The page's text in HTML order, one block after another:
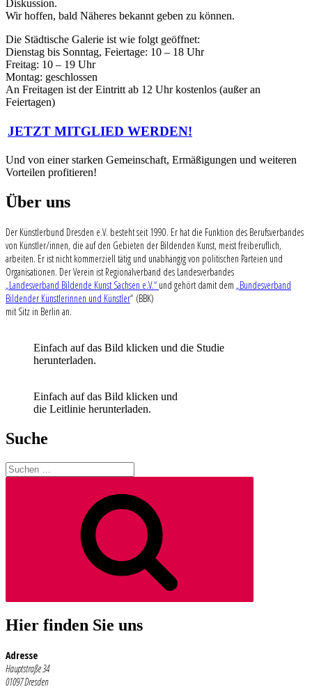
Diskussion.
Wir hoffen, bald Näheres bekannt geben zu können.
Die Städtische Galerie ist wie folgt geöffnet:
Dienstag bis Sonntag, Feiertage: 10 – 18 Uhr
Freitag: 10 – 19 Uhr
Montag: geschlossen
An Freitagen ist der Eintritt ab 12 Uhr kostenlos (außer an
Feiertagen)
JETZT MITGLIED WERDEN!
Und von einer starken Gemeinschaft, Ermäßigungen und weiteren
Vorteilen profitieren!
Über uns
Der Künstlerbund Dresden e.V. besteht seit 1990. Er hat die Funktion des Berufsverbandes
von Künstler/innen, die auf den Gebieten der Bildenden Kunst, meist freiberuflich,
arbeiten. Er ist nicht kommerziell tätig und unabhängig von politischen Parteien und
Organisationen. Der Verein ist Regionalverband des Landesverbandes
„Landesverband Bildende Kunst Sachsen e.V.“ und gehört damit dem „Bundesverband
Bildender Künstlerinnen und Künstler“ (BBK)
mit Sitz in Berlin an.
Einfach auf das Bild klicken und die Studie
herunterladen.
Einfach auf das Bild klicken und
die Leitlinie herunterladen.
Suche
Suchen
nach:
Hier finden Sie uns
Adresse
Hauptstraße 34
01097 Dresden